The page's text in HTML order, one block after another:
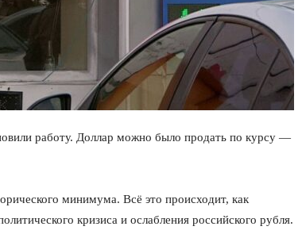
работу. Доллар можно было продать по курсу —
минимума. Всё это происходит, как
кризиса и ослабления российского рубля.